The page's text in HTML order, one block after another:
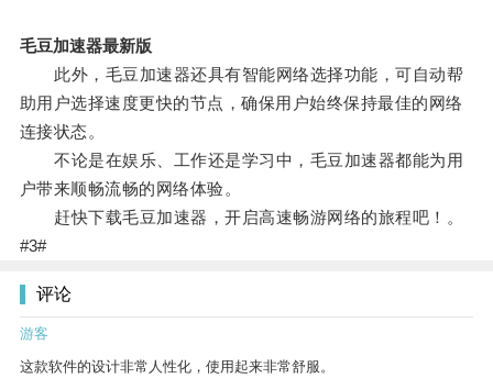
毛豆加速器最新版
此外，毛豆加速器还具有智能网络选择功能，可自动帮
助用户选择速度更快的节点，确保用户始终保持最佳的网络
连接状态。
不论是在娱乐、工作还是学习中，毛豆加速器都能为用
户带来顺畅流畅的网络体验。
赶快下载毛豆加速器，开启高速畅游网络的旅程吧！。
#3#
评论
游客
这款软件的设计非常人性化，使用起来非常舒服。